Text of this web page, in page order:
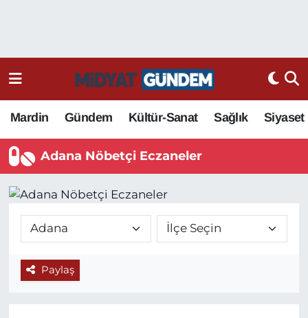
Mardin Gündem Kültür-Sanat Sağlık Siyaset
Adana Nöbetçi Eczaneler
Paylaş